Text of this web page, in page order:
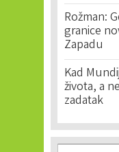
Rožman:
granice
Zapadu
Kad
života, a
zadatak